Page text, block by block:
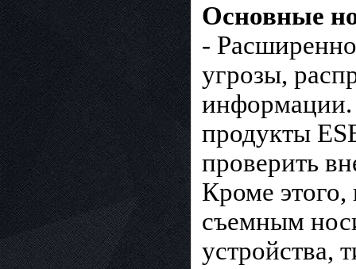
Основные
-
угрозы,
информации.
продукты
проверить
Кроме этого,
съемным
устройства,